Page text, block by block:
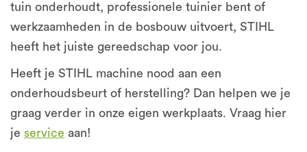
tuin onderhoudt, professionele tuinier bent of
werkzaamheden in de bosbouw uitvoert, STIHL
heeft het juiste gereedschap voor jou.
Heeft je STIHL machine nood aan een
onderhoudsbeurt of herstelling? Dan helpen we je
graag verder in onze eigen werkplaats. Vraag hier
je service aan!